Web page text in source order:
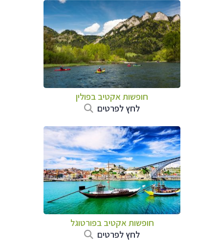
חופשות אקטיב בפולין
לחץ לפרטים
חופשות אקטיב בפורטוגל
לחץ לפרטים